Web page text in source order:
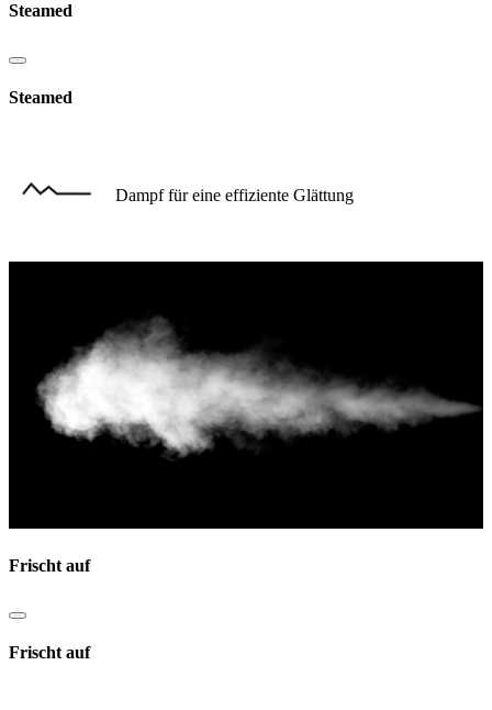
Steamed
Steamed
Dampf für eine effiziente Glättung
Frischt auf
Frischt auf